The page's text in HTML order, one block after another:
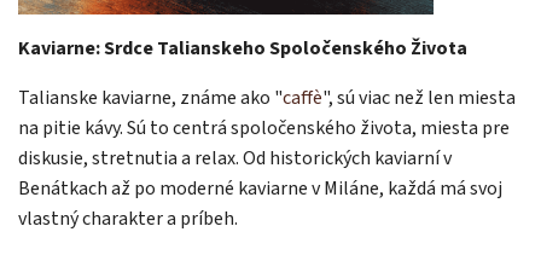
Kaviarne: Srdce Talianskeho Spoločenského Života
Talianske kaviarne, známe ako "caffè", sú viac než len miesta
na pitie kávy. Sú to centrá spoločenského života, miesta pre
diskusie, stretnutia a relax. Od historických kaviarní v
Benátkach až po moderné kaviarne v Miláne, každá má svoj
vlastný charakter a príbeh.